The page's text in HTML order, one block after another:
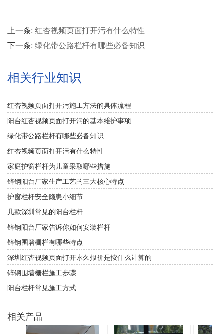
上一条: 红杏视频页面打开污有什么特性
下一条: 绿化带公路栏杆有哪些必备知识
相关行业知识
红杏视频页面打开污施工方法的具体流程
阳台红杏视频页面打开污的基本维护事项
绿化带公路栏杆有哪些必备知识
红杏视频页面打开污有什么特性
家庭护窗栏杆为儿童采取哪些措施
锌钢阳台厂家生产工艺的三大核心特点
护窗栏杆安全隐患小细节
几款深圳常见的阳台栏杆
锌钢阳台厂家告诉你如何安装栏杆
锌钢围墙栅栏有哪些特点
深圳红杏视频页面打开永久报价是按什么计算的
锌钢围墙栅栏施工步骤
阳台栏杆常见施工方式
相关产品